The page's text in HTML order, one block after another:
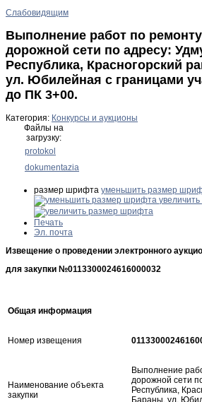
Слабовидящим
Выполнение работ по
дорожной сети по адресу:
Республика, Красногорский
ул. Юбилейная с границами
до ПК 3+00.
Категория: Конкурсы и аукционы
Файлы на
загрузку:
protokol
dokumentazia
размер шрифта уменьшить размер
Печать
Эл. почта
Извещение о проведении электронного
для закупки №0113300024616000032
Общая информация
Номер извещения
Наименование объекта
закупки
Выполнение
дорожной сети
Республика,
Бараны, ул.